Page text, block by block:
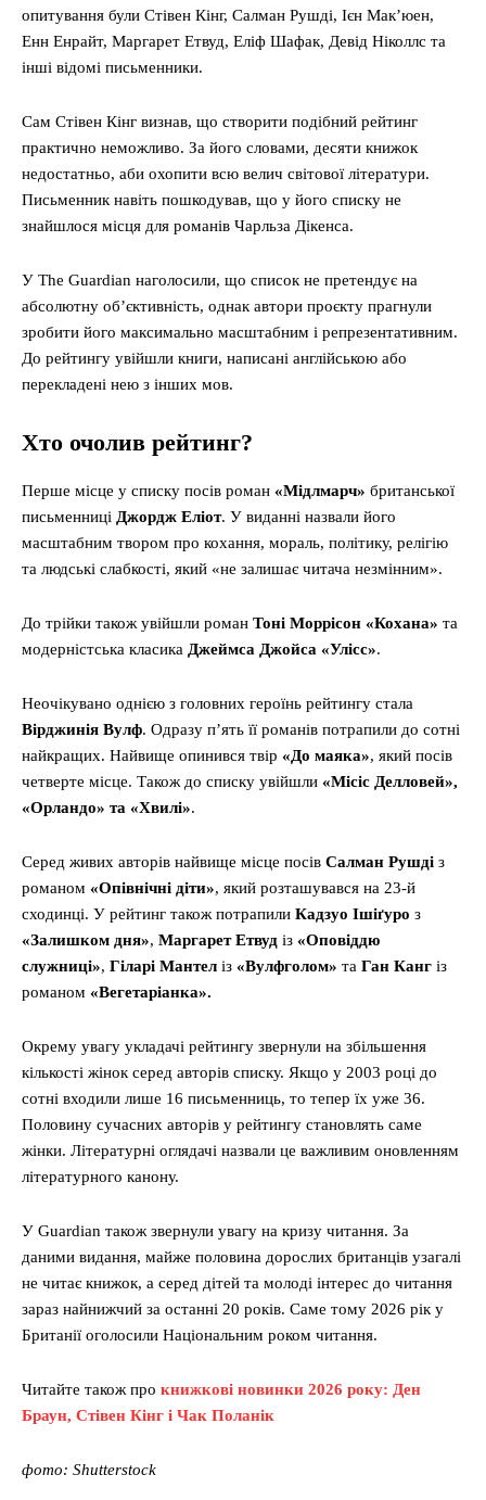
опитування були Стівен Кінг, Салман Рушді, Ієн Мак’юен,
Енн Енрайт, Маргарет Етвуд, Еліф Шафак, Девід Ніколлс та
інші відомі письменники.
Сам Стівен Кінг визнав, що створити подібний рейтинг
практично неможливо. За його словами, десяти книжок
недостатньо, аби охопити всю велич світової літератури.
Письменник навіть пошкодував, що у його списку не
знайшлося місця для романів Чарльза Дікенса.
У The Guardian наголосили, що список не претендує на
абсолютну об’єктивність, однак автори проєкту прагнули
зробити його максимально масштабним і репрезентативним.
До рейтингу увійшли книги, написані англійською або
перекладені нею з інших мов.
Хто очолив рейтинг?
Перше місце у списку посів роман «Мідлмарч» британської
письменниці Джордж Еліот. У виданні назвали його
масштабним твором про кохання, мораль, політику, релігію
та людські слабкості, який «не залишає читача незмінним».
До трійки також увійшли роман Тоні Моррісон «Кохана» та
модерністська класика Джеймса Джойса «Улісс».
Неочікувано однією з головних героїнь рейтингу стала
Вірджинія Вулф. Одразу п’ять її романів потрапили до сотні
найкращих. Найвище опинився твір «До маяка», який посів
четверте місце. Також до списку увійшли «Місіс Делловей»,
«Орландо» та «Хвилі».
Серед живих авторів найвище місце посів Салман Рушді з
романом «Опівнічні діти», який розташувався на 23-й
сходинці. У рейтинг також потрапили Кадзуо Ішіґуро з
«Залишком дня», Маргарет Етвуд із «Оповіддю
служниці», Гіларі Мантел із «Вулфголом» та Ган Канг із
романом «Вегетаріанка».
Окрему увагу укладачі рейтингу звернули на збільшення
кількості жінок серед авторів списку. Якщо у 2003 році до
сотні входили лише 16 письменниць, то тепер їх уже 36.
Половину сучасних авторів у рейтингу становлять саме
жінки. Літературні оглядачі назвали це важливим оновленням
літературного канону.
У Guardian також звернули увагу на кризу читання. За
даними видання, майже половина дорослих британців узагалі
не читає книжок, а серед дітей та молоді інтерес до читання
зараз найнижчий за останні 20 років. Саме тому 2026 рік у
Британії оголосили Національним роком читання.
Читайте також про книжкові новинки 2026 року: Ден
Браун, Стівен Кінг і Чак Поланік
фото: Shutterstock